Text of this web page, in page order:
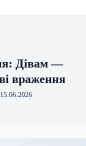
Дівам —
враження
15.06.2026